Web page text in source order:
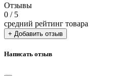
Отзывы
0 / 5
средний рейтинг товара
+ Добавить отзыв
Написать отзыв